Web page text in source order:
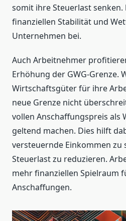
somit ihre Steuerlast
finanziellen Stabilität und
Unternehmen bei.
Auch Arbeitnehmer
Erhöhung der GWG-Grenze.
Wirtschaftsgüter für ihre
neue Grenze nicht
vollen Anschaffungspreis als
geltend machen. Dies hilft
versteuernde Einkommen zu
Steuerlast zu reduzieren.
mehr finanziellen Spielraum
Anschaffungen.